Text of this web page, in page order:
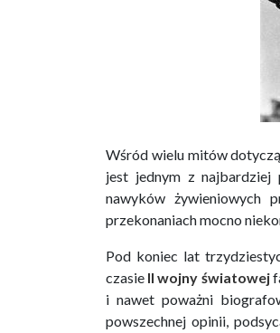
Wśród wielu mitów
jest jednym z najbardziej
nawyków żywieniowych
przekonaniach mocno
Pod koniec lat
czasie II wojny światowej
i nawet poważni
powszechnej opinii,